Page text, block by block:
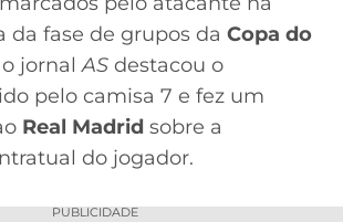
da fase de grupos da Copa do
o jornalAS destacou o
pelo camisa 7 e fez um
Real Madrid sobre a
do jogador.
PUBLICIDADE